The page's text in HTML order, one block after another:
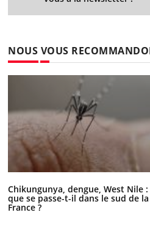
NOUS VOUS
Chikungunya, dengue, West Nile :
que se passe-t-il dans le sud de la
France ?